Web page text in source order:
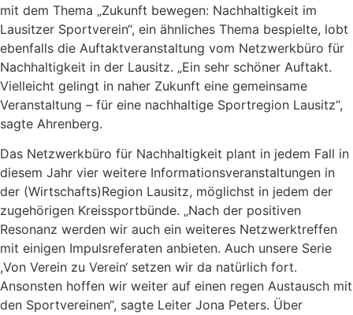
mit dem Thema „Zukunft bewegen: Nachhaltigkeit im
Lausitzer Sportverein“, ein ähnliches Thema bespielte, lobt
ebenfalls die Auftaktveranstaltung vom Netzwerkbüro für
Nachhaltigkeit in der Lausitz. „Ein sehr schöner Auftakt.
Vielleicht gelingt in naher Zukunft eine gemeinsame
Veranstaltung – für eine nachhaltige Sportregion Lausitz“,
sagte Ahrenberg.
Das Netzwerkbüro für Nachhaltigkeit plant in jedem Fall in
diesem Jahr vier weitere Informationsveranstaltungen in
der (Wirtschafts)Region Lausitz, möglichst in jedem der
zugehörigen Kreissportbünde. „Nach der positiven
Resonanz werden wir auch ein weiteres Netzwerktreffen
mit einigen Impulsreferaten anbieten. Auch unsere Serie
,Von Verein zu Verein‘ setzen wir da natürlich fort.
Ansonsten hoffen wir weiter auf einen regen Austausch mit
den Sportvereinen“, sagte Leiter Jona Peters. Über